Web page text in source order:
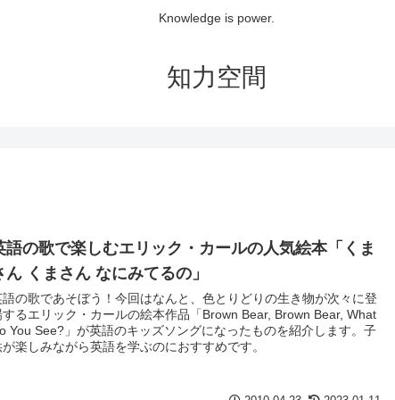
Knowledge is power.
知力空間
語の歌で楽しむエリック・カールの人気絵本「くま
ん くまさん なにみてるの」
語の歌であそぼう！今回はなんと、色とりどりの生き物が次々に登
するエリック・カールの絵本作品「Brown Bear, Brown Bear, What
You See?」が英語のキッズソングになったものを紹介します。子
が楽しみながら英語を学ぶのにおすすめです。